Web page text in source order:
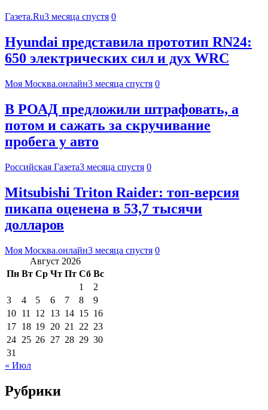
Газета.Ru3 месяца спустя 0
Hyundai представила прототип RN24:
650 электрических сил и дух WRC
Моя Москва.онлайн3 месяца спустя 0
В РОАД предложили штрафовать, а
потом и сажать за скручивание
пробега у авто
Российская Газета3 месяца спустя 0
Mitsubishi Triton Raider: топ-версия
пикапа оценена в 53,7 тысячи
долларов
Моя Москва.онлайн3 месяца спустя 0
Август 2026
Пн Вт Ср Чт Пт Сб Вс
1
2
3
4 5 6 7 8
9
10 11 12 13 14 15 16
17 18 19 20 21 22 23
24 25 26 27 28 29 30
31
« Июл
Рубрики